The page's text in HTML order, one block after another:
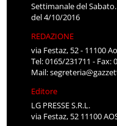
Settimanale del
del 4/10/2016
REDAZIONE
via Festaz, 52 - 11100
Tel: 0165/231711 - Fax:
Mail:
Editore
LG PRESSE S.R.L.
via Festaz, 52 11100